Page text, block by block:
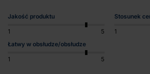
Jakość produktu
1 5
Stosunek
1
Łatwy w obsłudze/obsłudze
1 5